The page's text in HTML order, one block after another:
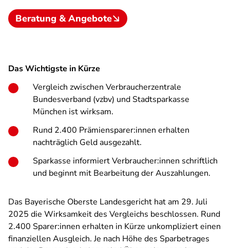
Beratung & Angebote
Das Wichtigste in Kürze
Vergleich zwischen Verbraucherzentrale
Bundesverband (vzbv) und Stadtsparkasse
München ist wirksam.
Rund 2.400 Prämiensparer:innen erhalten
nachträglich Geld ausgezahlt.
Sparkasse informiert Verbraucher:innen schriftlich
und beginnt mit Bearbeitung der Auszahlungen.
Das Bayerische Oberste Landesgericht hat am 29. Juli
2025 die Wirksamkeit des Vergleichs beschlossen. Rund
2.400 Sparer:innen erhalten in Kürze unkompliziert einen
finanziellen Ausgleich. Je nach Höhe des Sparbetrages